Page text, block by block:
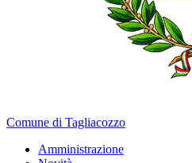
Comune di Tagliacozzo
Amministrazione